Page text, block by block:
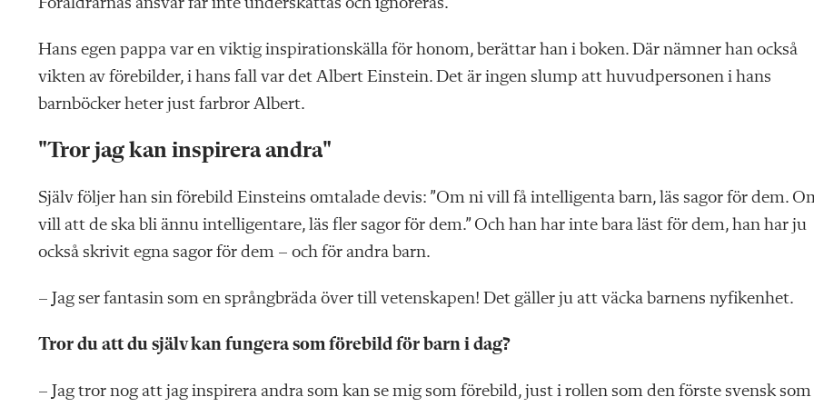
Föräldrarnas ansvar får inte underskattas och ignoreras.
Hans egen pappa var en viktig inspirationskälla för honom, berättar han i boken. Där nämner han också
vikten av förebilder, i hans fall var det Albert Einstein. Det är ingen slump att huvudpersonen i hans
barnböcker heter just farbror Albert.
"Tror jag kan inspirera andra"
Själv följer han sin förebild Einsteins omtalade devis: ”Om ni vill få intelligenta barn, läs sagor för dem.
vill att de ska bli ännu intelligentare, läs fler sagor för dem.” Och han har inte bara läst för dem, han har ju
också skrivit egna sagor för dem – och för andra barn.
– Jag ser fantasin som en språngbräda över till vetenskapen! Det gäller ju att väcka barnens nyfikenhet.
Tror du att du själv kan fungera som förebild för barn i dag?
– Jag tror nog att jag inspirera andra som kan se mig som förebild, just i rollen som den förste svensk som